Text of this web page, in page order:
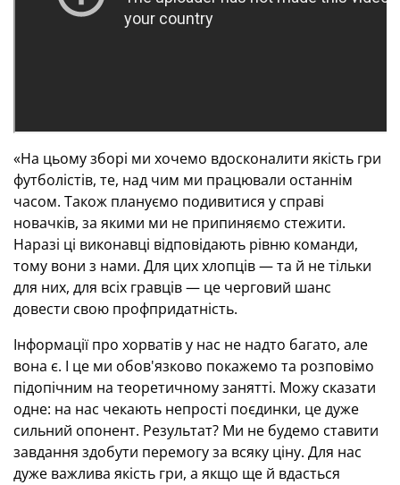
«На цьому зборі ми хочемо вдосконалити якість гри
футболістів, те, над чим ми працювали останнім
часом. Також плануємо подивитися у справі
новачків, за якими ми не припиняємо стежити.
Наразі ці виконавці відповідають рівню команди,
тому вони з нами. Для цих хлопців — та й не тільки
для них, для всіх гравців — це черговий шанс
довести свою профпридатність.
Інформації про хорватів у нас не надто багато, але
вона є. І це ми обов'язково покажемо та розповімо
підопічним на теоретичному занятті. Можу сказати
одне: на нас чекають непрості поєдинки, це дуже
сильний опонент. Результат? Ми не будемо ставити
завдання здобути перемогу за всяку ціну. Для нас
дуже важлива якість гри, а якщо ще й вдасться